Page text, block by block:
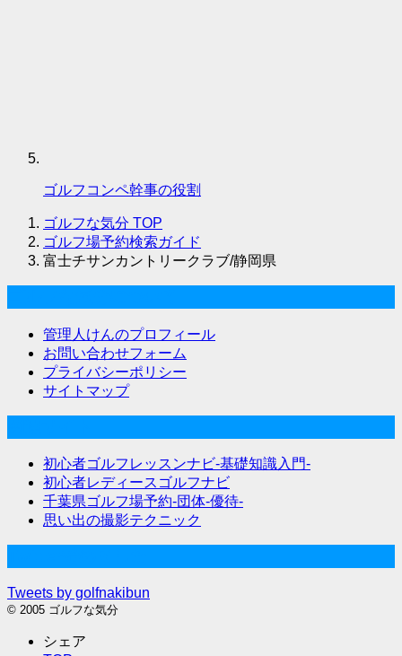
ゴルフコンペ幹事の役割
ゴルフな気分 TOP
ゴルフ場予約検索ガイド
富士チサンカントリークラブ/静岡県
管理人けんのプロフィール
お問い合わせフォーム
プライバシーポリシー
サイトマップ
初心者ゴルフレッスンナビ-基礎知識入門-
初心者レディースゴルフナビ
千葉県ゴルフ場予約-団体-優待-
思い出の撮影テクニック
Tweets by golfnakibun
© 2005 ゴルフな気分
シェア